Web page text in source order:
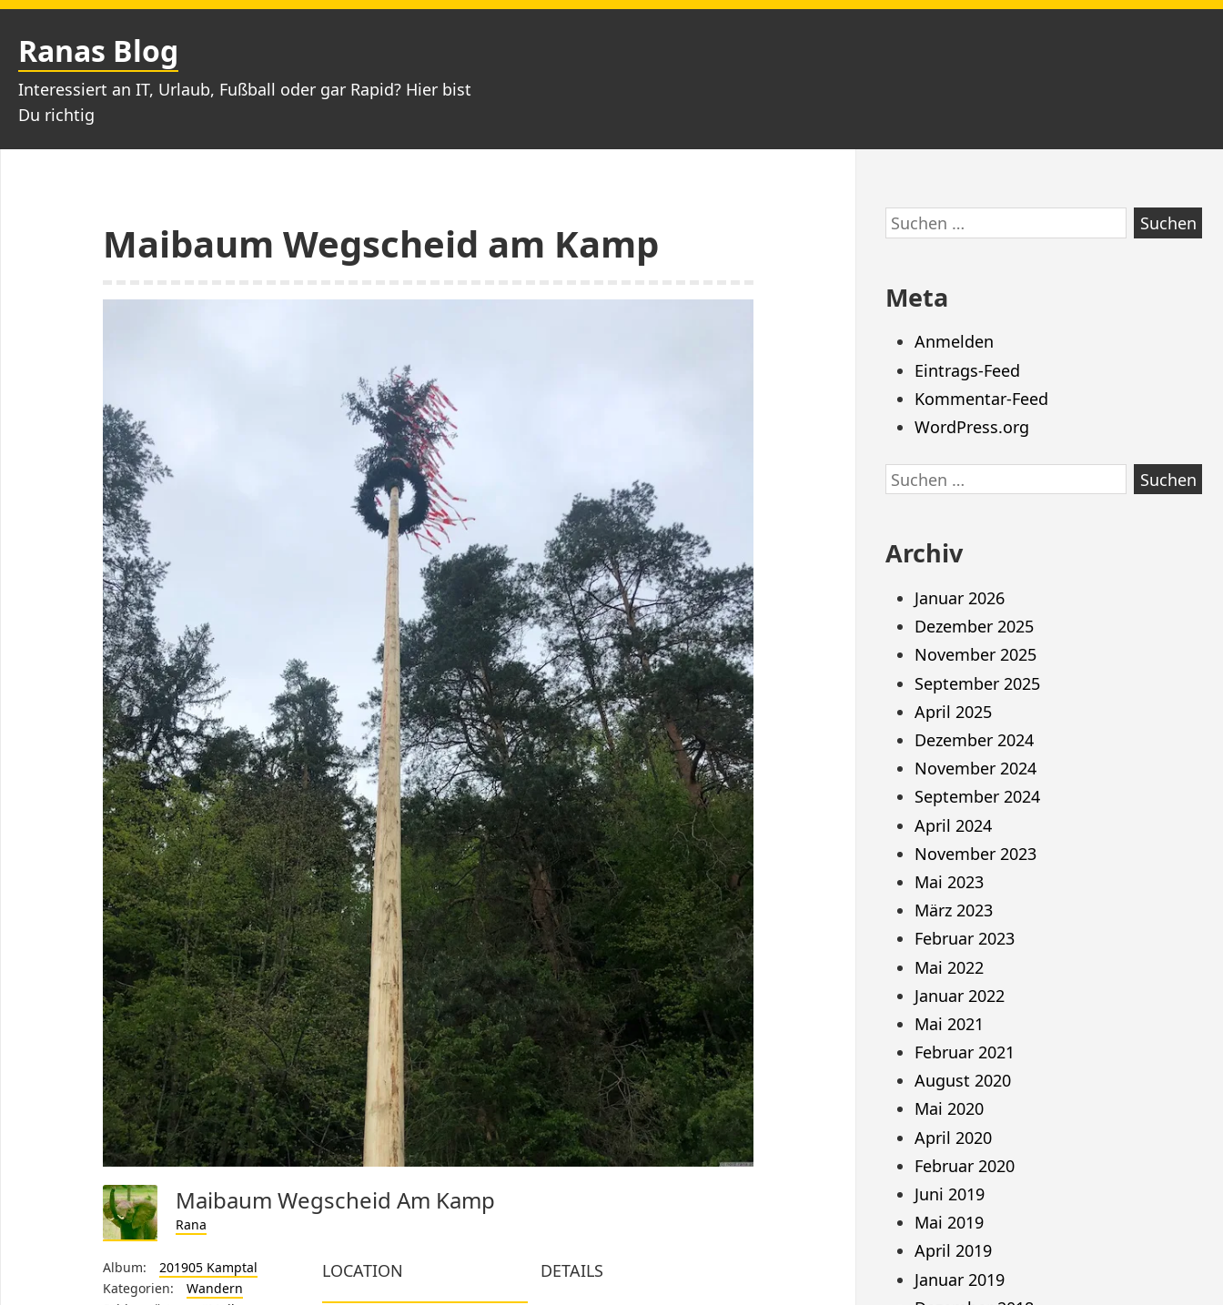
Zum
Inhalt
springen
Ranas Blog
Interessiert an IT, Urlaub, Fußball oder gar Rapid? Hier bist
Du richtig
Maibaum Wegscheid am Kamp
Maibaum Wegscheid Am Kamp
Rana
Album:
201905 Kamptal
Kategorien:
Wandern
LOCATION DETAILS
Zum
Footer
Suchen
nach:
Meta
Anmelden
Eintrags-Feed
Kommentar-Feed
WordPress.org
Suchen
nach:
Archiv
Januar 2026
Dezember 2025
November 2025
September 2025
April 2025
Dezember 2024
November 2024
September 2024
April 2024
November 2023
Mai 2023
März 2023
Februar 2023
Mai 2022
Januar 2022
Mai 2021
Februar 2021
August 2020
Mai 2020
April 2020
Februar 2020
Juni 2019
Mai 2019
April 2019
Januar 2019